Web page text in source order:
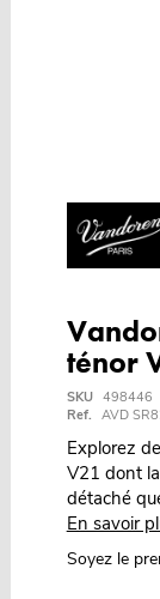
ténor
SKU 498446
Ref. AVD
Explorez
V21 dont
détaché
En savoir
Soyez le